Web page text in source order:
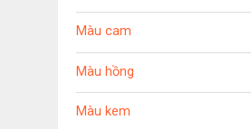
Màu cam
Màu hồng
Màu kem